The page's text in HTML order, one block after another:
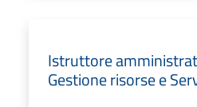
Istruttore
Gestione risorse e